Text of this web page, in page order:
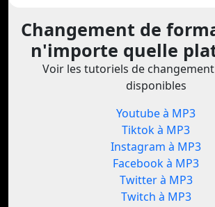
Changement de
n'importe quelle
Voir les tutoriels de
disponibles
Youtube à MP3
Tiktok à MP3
Instagram à MP3
Facebook à MP3
Twitter à MP3
Twitch à MP3